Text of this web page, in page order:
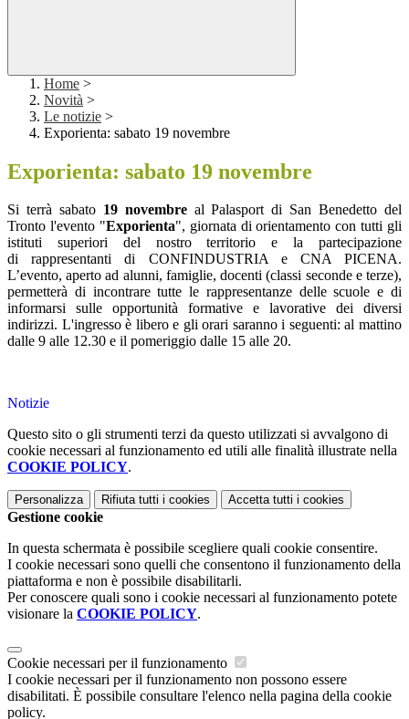
Home >
Novità >
Le notizie >
Exporienta: sabato 19 novembre
Exporienta: sabato 19 novembre
Si terrà sabato 19 novembreal Palasport di San Benedetto del
Tronto l'evento "Exporienta", giornata di orientamento con tutti gli
istituti superiori del nostro territorio e la partecipazione
di rappresentanti di CONFINDUSTRIA e CNA PICENA.
L’evento, aperto ad alunni, famiglie, docenti (classi seconde e terze),
permetterà di incontrare tutte le rappresentanze delle scuole e di
informarsi sulle opportunità formative e lavorative dei diversi
indirizzi. L'ingresso è libero e gli orari saranno i seguenti: al mattino
dalle 9 alle 12.30 e il pomeriggio dalle 15 alle 20.
Notizie
Questo sito o gli strumenti terzi da questo utilizzati si avvalgono di
cookie necessari al funzionamento ed utili alle finalità illustrate nella
COOKIE POLICY.
Personalizza Rifiuta tutti i cookies Accetta tutti i cookies
Gestione cookie
In questa schermata è possibile scegliere quali cookie consentire.
I cookie necessari sono quelli che consentono il funzionamento della
piattaforma e non è possibile disabilitarli.
Per conoscere quali sono i cookie necessari al funzionamento potete
visionare la COOKIE POLICY.
Cookie necessari per il funzionamento
I cookie necessari per il funzionamento non possono essere
disabilitati. È possibile consultare l'elenco nella pagina della cookie
policy.